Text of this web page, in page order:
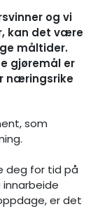
og vi
kan det være
måltider.
gjøremål er
næringsrike
som
deg for tid på
er det